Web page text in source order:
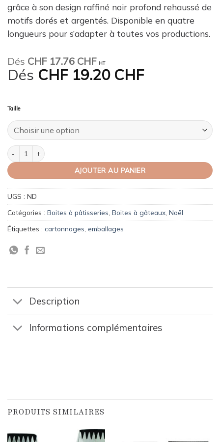
grâce à son design raffiné noir profond rehaussé de
motifs dorés et argentés. Disponible en quatre
longueurs pour s’adapter à toutes vos productions.
Dés CHF17.76 CHF HT
Dés CHF19.20 CHF
Taille
quantité de Boîte à bûche “Fêtes Gourmandes” noire imprimée – par 25
AJOUTER AU PANIER
UGS : ND
Catégories : Boites à pâtisseries Boites à gâteaux Noël
Étiquettes : cartonnages emballages
Description
Informations complémentaires
PRODUITS SIMILAIRES